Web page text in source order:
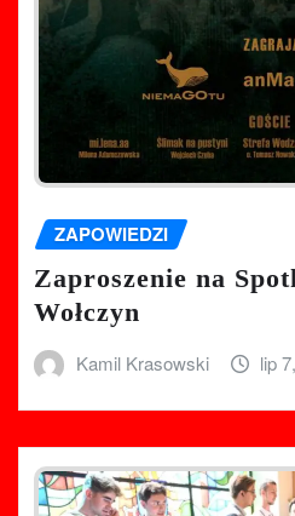
ZAPOWIEDZI
Zaproszenie na
Wołczyn
Kamil Krasowski lip